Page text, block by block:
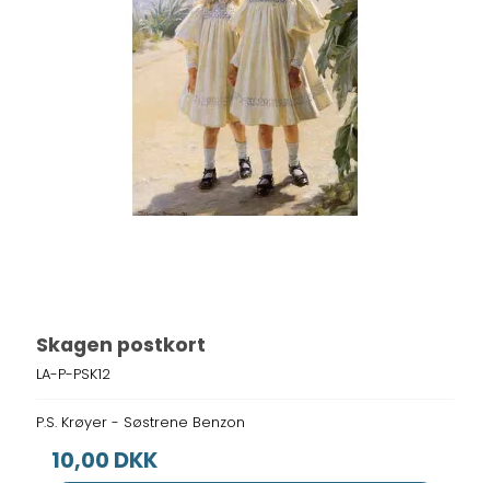
Skagen postkort
LA-P-PSK12
P.S. Krøyer - Søstrene Benzon
10,00 DKK